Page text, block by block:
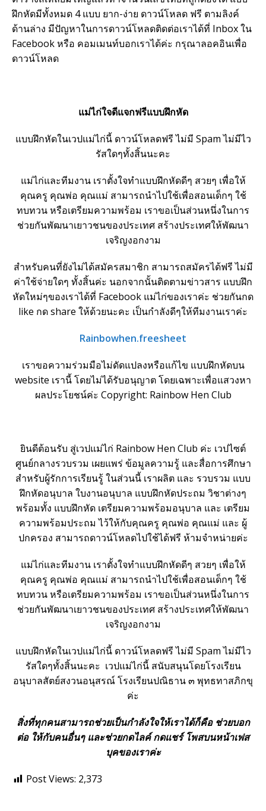
ฝึกหัดมีทั้งหมด 4 แบบ ยาก-ง่าย ดาวน์โหลด ฟรี ตามลิงค์
ด้านล่าง มีปัญหาในการดาวน์โหลดติดต่อเราได้ที่ Inbox ใน
Facebook หรือ คอมเมนท์บอกเราได้ค่ะ กรุณาลอคอินเพื่อ
ดาวน์โหลด
แม่ไก่ใจดีแจกฟรีแบบฝึกหัด
แบบฝึกหัดในเวปแม่ไก่นี้ ดาวน์โหลดฟรี ไม่มี Spam ไม่มีไว
รัสใดๆทั้งสิ้นนะคะ
แม่ไก่และทีมงาน เราตั้งใจทำแบบฝึกหัดดีๆ สวยๆ เพื่อให้
คุณครู คุณพ่อ คุณแม่ สามารถนำไปใช้เพื่อสอนเด็กๆ ใช้
ทบทวน หรือเตรียมความพร้อม เราขอเป็นส่วนหนึ่งในการ
ช่วยกันพัฒนาเยาวชนของประเทศ สร้างประเทศให้พัฒนา
เจริญงอกงาม
สำหรับคนที่ยังไม่ได้สมัครสมาชิก สามารถสมัครได้ฟรี ไม่มี
ค่าใช้จ่ายใดๆ ทั้งสิ้นค่ะ นอกจากนั้นติดตามข่าวสาร แบบฝึก
หัดใหม่ๆของเราได้ที่ Facebook แม่ไก่ของเราค่ะ ช่วยกันกด
like กด share ให้ด้วยนะคะ เป็นกำลังดีๆให้ทีมงานเราค่ะ
Rainbowhen.freesheet
เราขอความร่วมมือไม่ดัดแปลงหรือแก้ไข แบบฝึกหัดบน
website เรานี้ โดยไม่ได้รับอนุญาต โดยเฉพาะเพื่อแสวงหา
ผลประโยชน์ค่ะ Copyright: Rainbow Hen Club
ยินดีต้อนรับ สู่เวปแม่ไก่ Rainbow Hen Club ค่ะ เวปไซต์
ศูนย์กลางรวบรวม เผยแพร่ ข้อมูลความรู้ และสื่อการศึกษา
สำหรับผู้รักการเรียนรู้ ในส่วนนี้ เราผลิต และ รวบรวม แบบ
ฝึกหัดอนุบาล ใบงานอนุบาล แบบฝึกหัดประถม วิชาต่างๆ
พร้อมทั้ง แบบฝึกหัด เตรียมความพร้อมอนุบาล และ เตรียม
ความพร้อมประถม ไว้ให้กับคุณครู คุณพ่อ คุณแม่ และ ผู้
ปกครอง สามารถดาวน์โหลดไปใช้ได้ฟรี ห้ามจำหน่ายค่ะ
แม่ไก่และทีมงาน เราตั้งใจทำแบบฝึกหัดดีๆ สวยๆ เพื่อให้
คุณครู คุณพ่อ คุณแม่ สามารถนำไปใช้เพื่อสอนเด็กๆ ใช้
ทบทวน หรือเตรียมความพร้อม เราขอเป็นส่วนหนึ่งในการ
ช่วยกันพัฒนาเยาวชนของประเทศ สร้างประเทศให้พัฒนา
เจริญงอกงาม
แบบฝึกหัดในเวปแม่ไก่นี้ ดาวน์โหลดฟรี ไม่มี Spam ไม่มีไว
รัสใดๆทั้งสิ้นนะคะ เวปแม่ไก่นี้ สนับสนุนโดยโรงเรียน
อนุบาลสัตย์สงวนอนุสรณ์ โรงเรียนปณิธาน ๓ พุทธทาสภิกขุ
ค่ะ
สิ่งที่ทุกคนสามารถช่วยเป็นกำลังใจให้เราได้ก็คือ ช่วยบอก
ต่อ ให้กับคนอื่นๆ และช่วยกดไลค์ กดแชร์ โพสบนหน้าเฟส
บุคของเราค่ะ
Post Views: 2,373